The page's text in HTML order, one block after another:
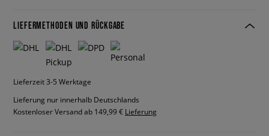
LIEFERMETHODEN UND RÜCKGABE
Lieferzeit 3-5 Werktage
Lieferung nur innerhalb Deutschlands
Kostenloser Versand ab 149,99 € Lieferung